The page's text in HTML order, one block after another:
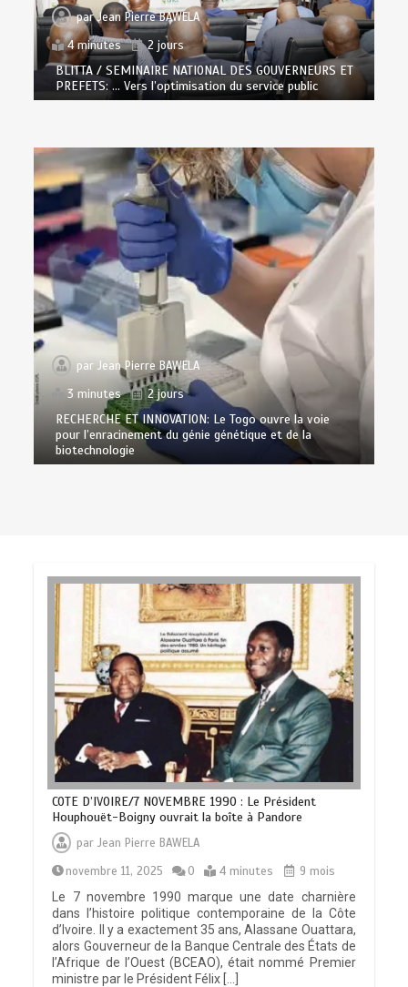
parJean Pierre BAWELA
4 minutes
2 jours
BLITTA / SEMINAIRE NATIONAL DES GOUVERNEURS ET
PREFETS: … Vers l’optimisation du service public
parJean Pierre BAWELA
3 minutes
2 jours
RECHERCHE ET INNOVATION: Le Togo ouvre la voie
pour l’enracinement du génie génétique et de la
biotechnologie
COTE D’IVOIRE/7 NOVEMBRE 1990 : Le Président
Houphouët-Boigny ouvrait la boîte à Pandore
parJean Pierre BAWELA
novembre 11, 2025
0 4 minutes
9 mois
Le 7 novembre 1990 marque une date charnière
dans l’histoire politique contemporaine de la Côte
d’Ivoire. Il y a exactement 35 ans, Alassane Ouattara,
alors Gouverneur de la Banque Centrale des États de
l’Afrique de l’Ouest (BCEAO), était nommé Premier
ministre par le Président Félix […]